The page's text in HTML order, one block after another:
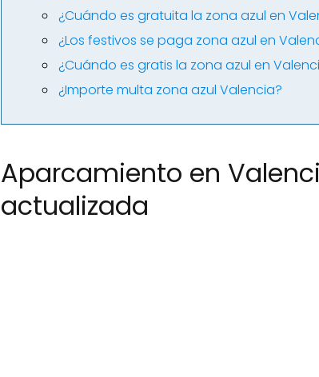
¿Cuándo es gratuita la zona azul en
¿Los festivos se paga zona azul en
¿Cuándo es gratis la zona azul en
¿Importe multa zona azul Valencia?
Aparcamiento en
actualizada